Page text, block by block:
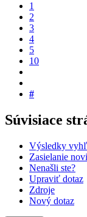
1
2
3
4
5
10
#
Súvisiace
Výsledky
Zasielanie
Nenašli ste?
Upraviť dotaz
Zdroje
Nový dotaz